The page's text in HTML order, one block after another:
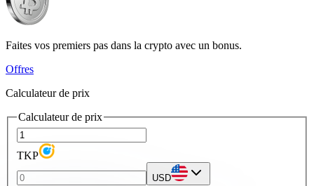
Faites vos premiers pas dans la crypto avec un bonus.
Offres
Calculateur de prix
Calculateur de prix
TKP
USD